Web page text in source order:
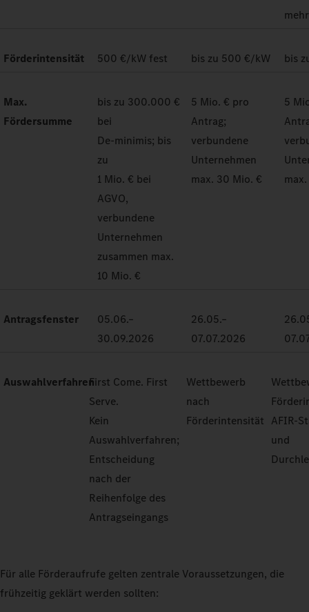
mehr
Förderintensität 500 €/kW fest bis zu 500 €/kW bis
Max.
Fördersumme
bis zu 300.000 €
bei
De-minimis; bis
zu
1 Mio. € bei
AGVO,
verbundene
Unternehmen
zusammen max.
10 Mio. €
5 Mio. € pro
Antrag;
verbundene
Unternehmen
max. 30 Mio. €
5
Antragsfenster
05.06.–
30.09.2026
26.05.–
07.07.2026
AuswahlverfahrenFirst Come. First
Serve.
Kein
Auswahlverfahren;
Entscheidung
nach der
Reihenfolge des
Antragseingangs
Wettbewerb
nach
Förderintensität AFIR-
und
Für alle Förderaufrufe gelten zentrale Voraussetzungen, die
frühzeitig geklärt werden sollten: